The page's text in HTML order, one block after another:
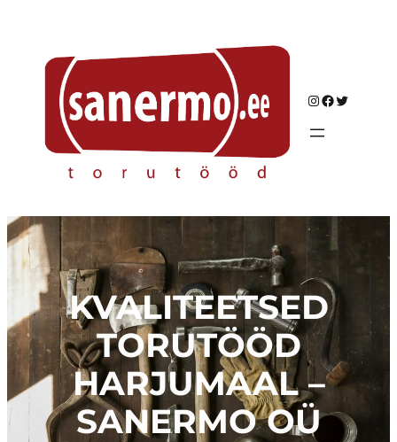
Instagram
Facebook
Twitter
KVALITEETSED
TORUTÖÖD
HARJUMAAL –
SANERMO OÜ